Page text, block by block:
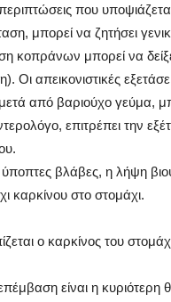
που
μπορεί να ζητήσει
κοπράνων μπορεί να
Οι απεικονιστικές
μετά από βαριούχο
επιτρέπει την
βλάβες, η λήψη
καρκίνου στο στομάχι.
ο καρκίνος του
είναι η κυριότερη